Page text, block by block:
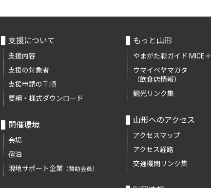
支援について
支援内容
支援の対象者
支援申請の手順
要綱・様式ダウンロード
開催環境
会場
宿泊
現地サポート企業 （賛助会員）
もっと山形
やまがた彩ガイド MICE＋
ウマイベヤマガタ
（飲食店情報）
観光リンク集
山形へのアクセス
アクセスマップ
アクセス経路
交通機関リンク集